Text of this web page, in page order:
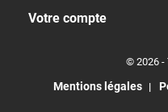
Votre compte
© 2026 -
Mentions légales